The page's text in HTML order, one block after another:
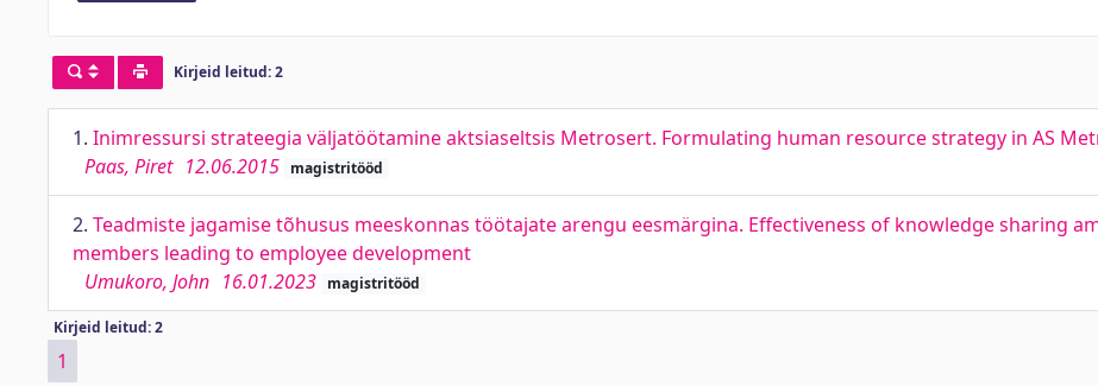
Kirjeid leitud: 2
1. Inimressursi strateegia väljatöötamine aktsiaseltsis Metrosert. Formulating human resource strategy in AS
Paas, Piret 12.06.2015 magistritööd
2. Teadmiste jagamise tõhusus meeskonnas töötajate arengu eesmärgina. Effectiveness of knowledge sharing
members leading to employee development
Umukoro, John 16.01.2023 magistritööd
Kirjeid leitud: 2
1